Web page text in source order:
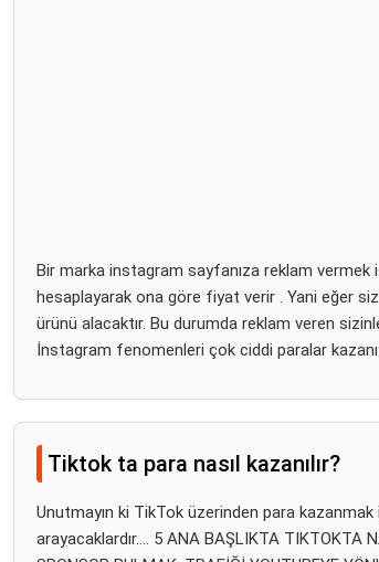
Bir marka instagram sayfanıza reklam vermek
hesaplayarak ona göre fiyat verir . Yani eğer
ürünü alacaktır. Bu durumda reklam veren
İnstagram fenomenleri çok ciddi paralar
Tiktok ta para nasıl kazanılır?
Unutmayın ki TikTok üzerinden para
arayacaklardır.... 5 ANA BAŞLIKTA TIKTOKTA